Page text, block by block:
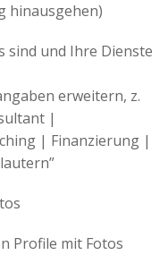
hinausgehen)
sind und Ihre Dienste
erweitern, z.
|
| Finanzierung |
Profile mit Fotos